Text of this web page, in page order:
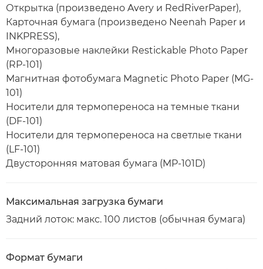
Открытка (произведено Avery и RedRiverPaper),
Карточная бумага (произведено Neenah Paper и
INKPRESS),
Многоразовые наклейки Restickable Photo Paper
(RP-101)
Магнитная фотобумага Magnetic Photo Paper (MG-
101)
Носители для термопереноса на темные ткани
(DF-101)
Носители для термопереноса на светлые ткани
(LF-101)
Двусторонняя матовая бумага (MP-101D)
Максимальная загрузка бумаги
Задний лоток: макс. 100 листов (обычная бумага)
Формат бумаги